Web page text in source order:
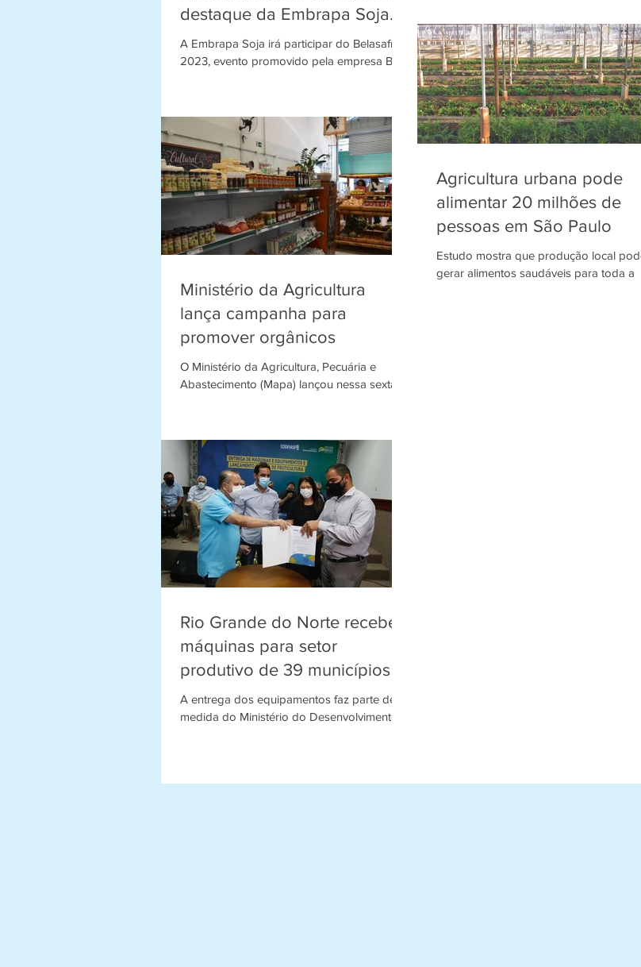
destaque da Embrapa Soja
no Belasafra.
A Embrapa Soja irá participar do Belasafra
2023, evento promovido pela empresa Bela
Ministério da Agricultura
lança campanha para
promover orgânicos
O Ministério da Agricultura, Pecuária e
Abastecimento (Mapa) lançou nessa sexta-
Agricultura urbana pode
alimentar 20 milhões de
pessoas em São Paulo
Estudo mostra que produção local
gerar alimentos saudáveis para toda a
Rio Grande do Norte recebe
máquinas para setor
produtivo de 39 municípios
A entrega dos equipamentos faz parte de
medida do Ministério do Desenvolvimento